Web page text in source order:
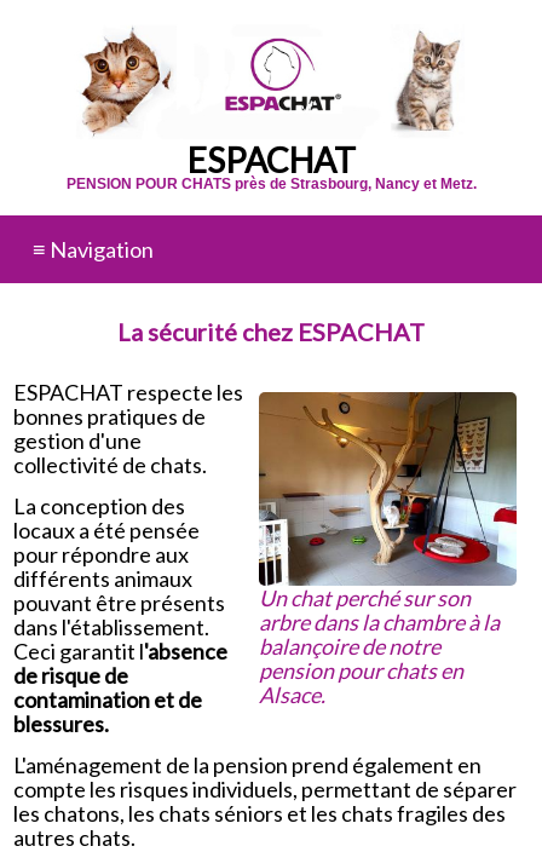
ESPACHAT
PENSION POUR CHATS près de Strasbourg, Nancy et Metz.
≡ Navigation
La sécurité chez ESPACHAT
Un chat perché sur son
arbre dans la chambre à la
balançoire de notre
pension pour chats en
Alsace.
ESPACHAT respecte les
bonnes pratiques de
gestion d'une
collectivité de chats.
La conception des
locaux a été pensée
pour répondre aux
différents animaux
pouvant être présents
dans l'établissement.
Ceci garantit l'absence
de risque de
contamination et de
blessures.
L'aménagement de la pension prend également en
compte les risques individuels, permettant de séparer
les chatons, les chats séniors et les chats fragiles des
autres chats.